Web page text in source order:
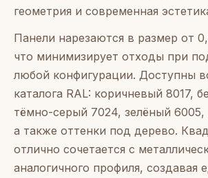
геометрия и современная
Панели нарезаются в размер от
что минимизирует отходы при
любой конфигурации. Доступны
каталога RAL: коричневый 8017,
тёмно-серый 7024, зелёный 6005,
а также оттенки под дерево.
отлично сочетается с
аналогичного профиля, создавая